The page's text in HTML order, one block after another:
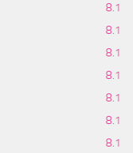
8.1
8.1
8.1
8.1
8.1
8.1
8.1